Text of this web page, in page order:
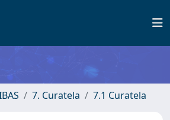
7. Curatela 7.1 Curatela